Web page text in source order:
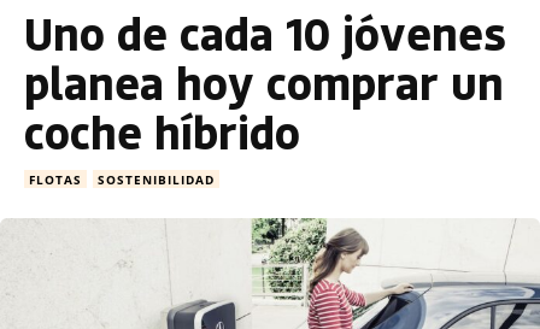
Uno de cada 10 jóvenes
planea hoy comprar un
coche híbrido
FLOTAS SOSTENIBILIDAD